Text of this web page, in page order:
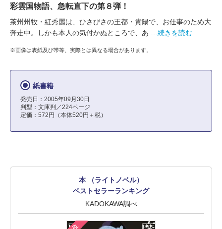
彩雲国物語、急転直下の第８弾！
茶州州牧・紅秀麗は、ひさびさの王都・貴陽で、お仕事のため大
奔走中。しかも本人の気付かぬところで、あ
…続きを読む
※画像は表紙及び帯等、実際とは異なる場合があります。
紙書籍
発売日：2005年09月30日
判型：文庫判／224ページ
定価：572円（本体520円＋税）
本 （ライトノベル）
ベストセラーランキング
KADOKAWA調べ